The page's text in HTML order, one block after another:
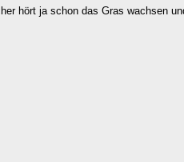
hört ja schon das Gras wachsen